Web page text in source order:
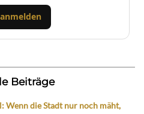
Beiträge
Wenn die Stadt nur noch mäht,